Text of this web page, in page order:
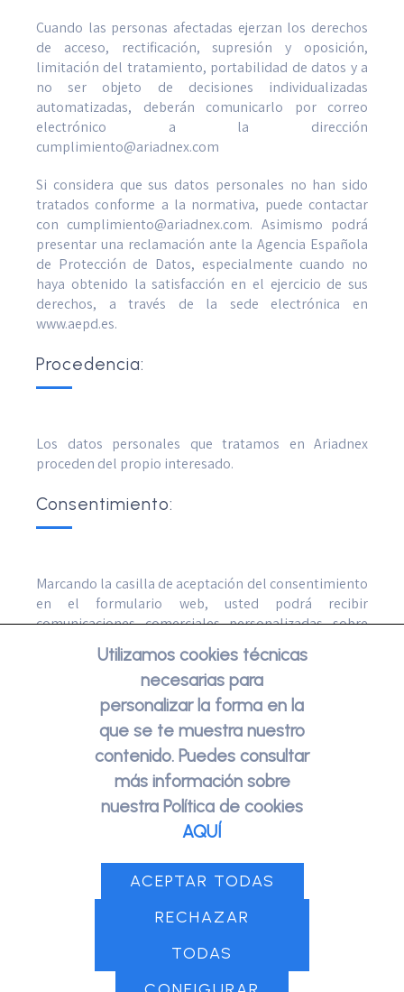
Cuando las personas afectadas ejerzan los derechos
de acceso, rectificación, supresión y oposición,
limitación del tratamiento, portabilidad de datos y a
no ser objeto de decisiones individualizadas
automatizadas, deberán comunicarlo por correo
electrónico a la dirección
cumplimiento@ariadnex.com
Si considera que sus datos personales no han sido
tratados conforme a la normativa, puede contactar
con cumplimiento@ariadnex.com. Asimismo podrá
presentar una reclamación ante la Agencia Española
de Protección de Datos, especialmente cuando no
haya obtenido la satisfacción en el ejercicio de sus
derechos, a través de la sede electrónica en
www.aepd.es.
Procedencia:
Los datos personales que tratamos en Ariadnex
proceden del propio interesado.
Consentimiento:
Marcando la casilla de aceptación del consentimiento
en el formulario web, usted podrá recibir
comunicaciones comerciales personalizadas sobre
los productos y servicios de Ariadnex Tecnología
Flexible, S.L., por cualquier medio incluidos los
Ariolo Cloud Services es una marca de
Tecnología Flexible S.L.
Copyrights © 2026 Todos los derechos reservados.
Utilizamos cookies técnicas
necesarias para
personalizar la forma en la
que se te muestra nuestro
contenido. Puedes consultar
más información sobre
nuestra Política de cookies
AQUÍ
ACEPTAR TODAS
RECHAZAR
TODAS